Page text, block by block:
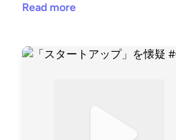
Read more